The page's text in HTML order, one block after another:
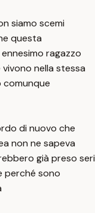
siamo scemi
questa
ragazzo
nella stessa
comunque
di nuovo che
non ne sapeva
già preso seri
perché sono